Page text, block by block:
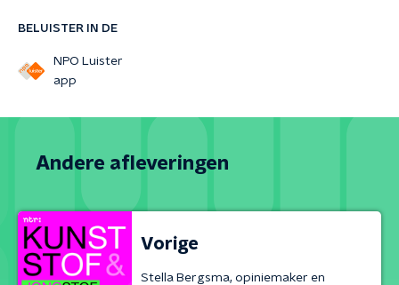
BELUISTER IN DE
NPO Luister
app
Andere afleveringen
Vorige
Stella Bergsma, opiniemaker en